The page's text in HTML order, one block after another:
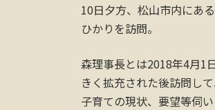
10日夕方、松山市内にあ
ひかりを訪問。
森理事長とは2018年4月1
きく拡充された後訪問して
子育ての現状、要望等伺い